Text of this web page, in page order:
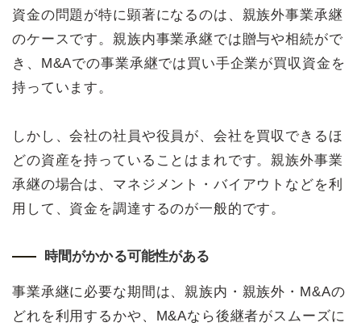
資金の問題が特に顕著になるのは、親族外事業承継
のケースです。親族内事業承継では贈与や相続がで
き、M&Aでの事業承継では買い手企業が買収資金を
持っています。
しかし、会社の社員や役員が、会社を買収できるほ
どの資産を持っていることはまれです。親族外事業
承継の場合は、マネジメント・バイアウトなどを利
用して、資金を調達するのが一般的です。
時間がかかる可能性がある
事業承継に必要な期間は、親族内・親族外・M&Aの
どれを利用するかや、M&Aなら後継者がスムーズに